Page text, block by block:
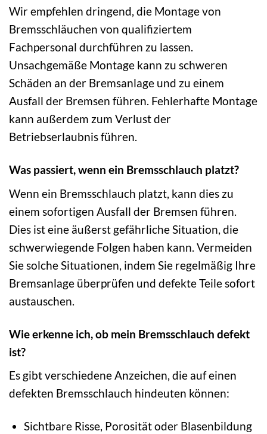
Wir empfehlen dringend, die Montage von
Bremsschläuchen von qualifiziertem
Fachpersonal durchführen zu lassen.
Unsachgemäße Montage kann zu schweren
Schäden an der Bremsanlage und zu einem
Ausfall der Bremsen führen. Fehlerhafte Montage
kann außerdem zum Verlust der
Betriebserlaubnis führen.
Was passiert, wenn ein Bremsschlauch platzt?
Wenn ein Bremsschlauch platzt, kann dies zu
einem sofortigen Ausfall der Bremsen führen.
Dies ist eine äußerst gefährliche Situation, die
schwerwiegende Folgen haben kann. Vermeiden
Sie solche Situationen, indem Sie regelmäßig Ihre
Bremsanlage überprüfen und defekte Teile sofort
austauschen.
Wie erkenne ich, ob mein Bremsschlauch defekt
ist?
Es gibt verschiedene Anzeichen, die auf einen
defekten Bremsschlauch hindeuten können:
Sichtbare Risse, Porosität oder Blasenbildung